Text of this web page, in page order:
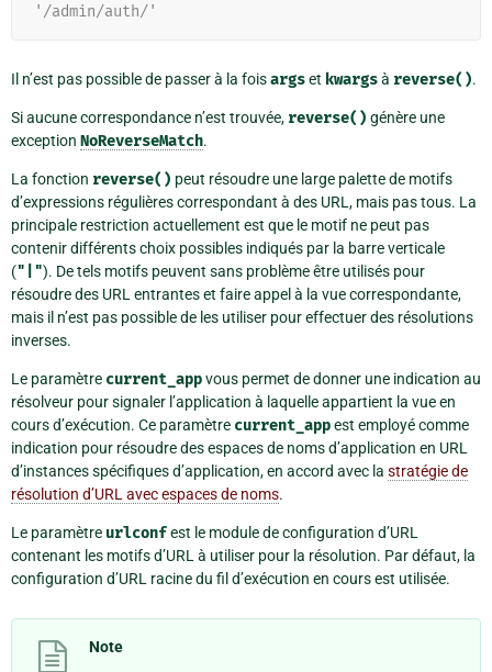
'/admin/auth/'
Il n’est pas possible de passer à la foisargset kwargsà reverse().
Si aucune correspondance n’est trouvée, reverse() génère une
exception NoReverseMatch.
La fonction reverse() peut résoudre une large palette de motifs
d’expressions régulières correspondant à des URL, mais pas tous. La
principale restriction actuellement est que le motif ne peut pas
contenir différents choix possibles indiqués par la barre verticale
("|"). De tels motifs peuvent sans problème être utilisés pour
résoudre des URL entrantes et faire appel à la vue correspondante,
mais il n’est pas possible de les utiliser pour effectuer des résolutions
inverses.
Le paramètre current_appvous permet de donner une indication au
résolveur pour signaler l’application à laquelle appartient la vue en
cours d’exécution. Ce paramètre current_appest employé comme
indication pour résoudre des espaces de noms d’application en URL
d’instances spécifiques d’application, en accord avec la stratégie de
résolution d’URL avec espaces de noms.
Le paramètre urlconfest le module de configuration d’URL
contenant les motifs d’URL à utiliser pour la résolution. Par défaut, la
configuration d’URL racine du fil d’exécution en cours est utilisée.
Note